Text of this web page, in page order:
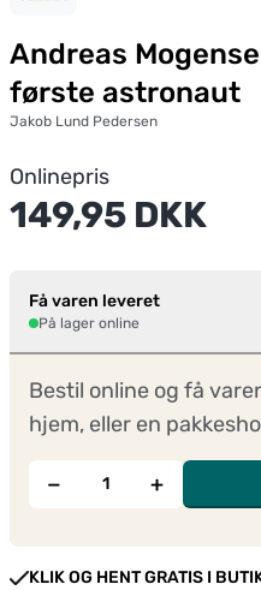
Andreas
første astronaut
Jakob Lund Pedersen
Onlinepris
149,95 DKK
Få varen leveret
På lager online
Bestil online og få
hjem, eller en
− +
KLIK OG HENT GRATIS I